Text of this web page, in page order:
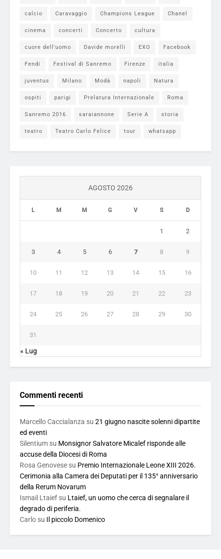
calcio Caravaggio Champions League Chanel
cinema concerti Concerto cultura
cuore dell'uomo Davide morelli EXO Facebook
Fendi Festival di Sanremo Firenze italia
juventus Milano Modà napoli Natura
ospiti parigi Prelatura Internazionale Roma
Sanremo 2016 saraiannone Serie A storia
teatro Teatro Carlo Felice tour whatsapp
AGOSTO 2026
L M M G V S D
1 2
3 4 5 6 7 8 9
10 11 12 13 14 15 16
17 18 19 20 21 22 23
24 25 26 27 28 29 30
31
« Lug
Commenti recenti
Marcello Caccialanza su 21 giugno nascite solenni dipartite
ed eventi
Silentium su Monsignor Salvatore Micalef risponde alle
accuse della Diocesi di Roma
Rosa Genovese su Premio Internazionale Leone XIII 2026.
Cerimonia alla Camera dei Deputati per il 135° anniversario
della Rerum Novarum
Ismail Ltaief su Ltaief, un uomo che cerca di segnalare il
degrado di periferia.
Carlo su Il piccolo Domenico